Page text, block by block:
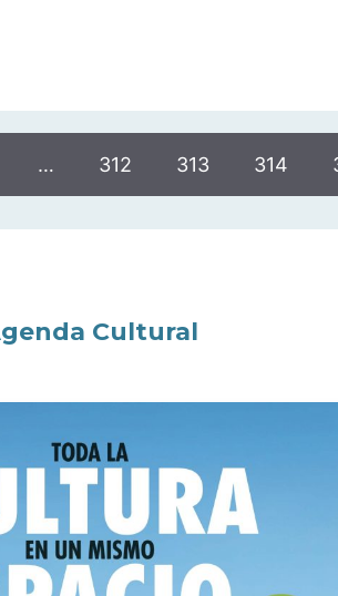
… 312 313 314
Cultural